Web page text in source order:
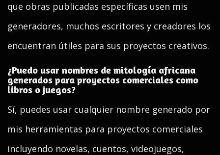
que obras publicadas específicas usen mis
generadores, muchos escritores y creadores los
encuentran útiles para sus proyectos creativos.
¿Puedo usar nombres de mitología africana
generados para proyectos comerciales como
libros o juegos?
Sí, puedes usar cualquier nombre generado por
mis herramientas para proyectos comerciales
incluyendo novelas, cuentos, videojuegos,